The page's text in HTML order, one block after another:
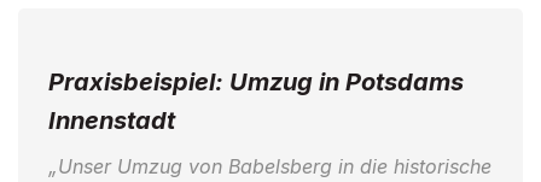
Praxisbeispiel: Umzug in Potsdams
Innenstadt
„Unser Umzug von Babelsberg in die historische